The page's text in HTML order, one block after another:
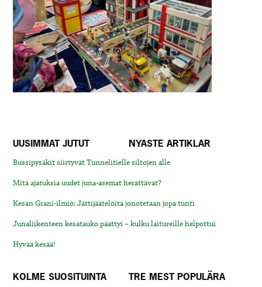
UUSIMMAT JUTUT NYASTE ARTIKLAR
Bussipysäkit siirtyvät Tunnelitielle siltojen alle
Mitä ajatuksia uudet juna-asemat herättävät?
Kesän Grani-ilmiö: Jättijäätelöitä jonotetaan jopa tunti
Junaliikenteen kesätauko päättyi – kulku laitureille helpottui
Hyvää kesää!
KOLME SUOSITUINTA TRE MEST POPULÄRA